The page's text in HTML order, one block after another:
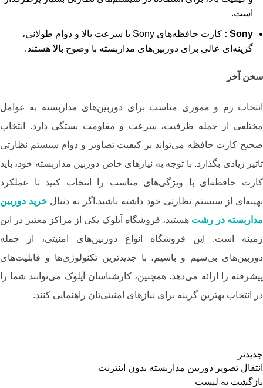
است.
Sony
:
کارت حافظه‌های Sony با سرعت بالا و دوام طولانی،
گزینه‌ای عالی برای دوربین‌های مداربسته با وضوح بالا هستند.
سخن آخر
انتخاب رم و مموری مناسب برای دوربین‌های مداربسته به عوامل
مختلفی از جمله ظرفیت، سرعت و مقاومت بستگی دارد. انتخاب
صحیح کارت حافظه می‌تواند بر کیفیت تصاویر و دوام سیستم نظارتی
تاثیر زیادی بگذارد. با توجه به نیازهای خاص دوربین مداربسته خود، باید
کارت حافظه‌ای با ویژگی‌های مناسب را انتخاب کنید تا عملکرد
بهینه‌ای از سیستم نظارتی خود داشته باشید.اگر به دنبال خرید دوربین‌
مداربسته در رشت هستید، فروشگاه آیلوک یکی از مراکز معتبر در این
زمینه است. این فروشگاه انواع دوربین‌های امنیتی، از جمله
دوربین‌های بی‌سیم و باسیم، با جدیدترین تکنولوژی‌ها و قابلیت‌های
پیشرفته را ارائه می‌دهد. همچنین، کارشناسان آیلوک می‌توانند شما را
در انتخاب بهترین گزینه برای نیازهای امنیتی‌تان راهنمایی کنند.
جدیدتر
انتقال تصویر دوربین مداربسته بدون اینترنت
بازگشت به لیست